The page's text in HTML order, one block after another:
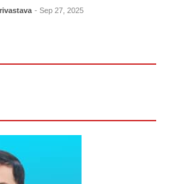
- Sep 27, 2025